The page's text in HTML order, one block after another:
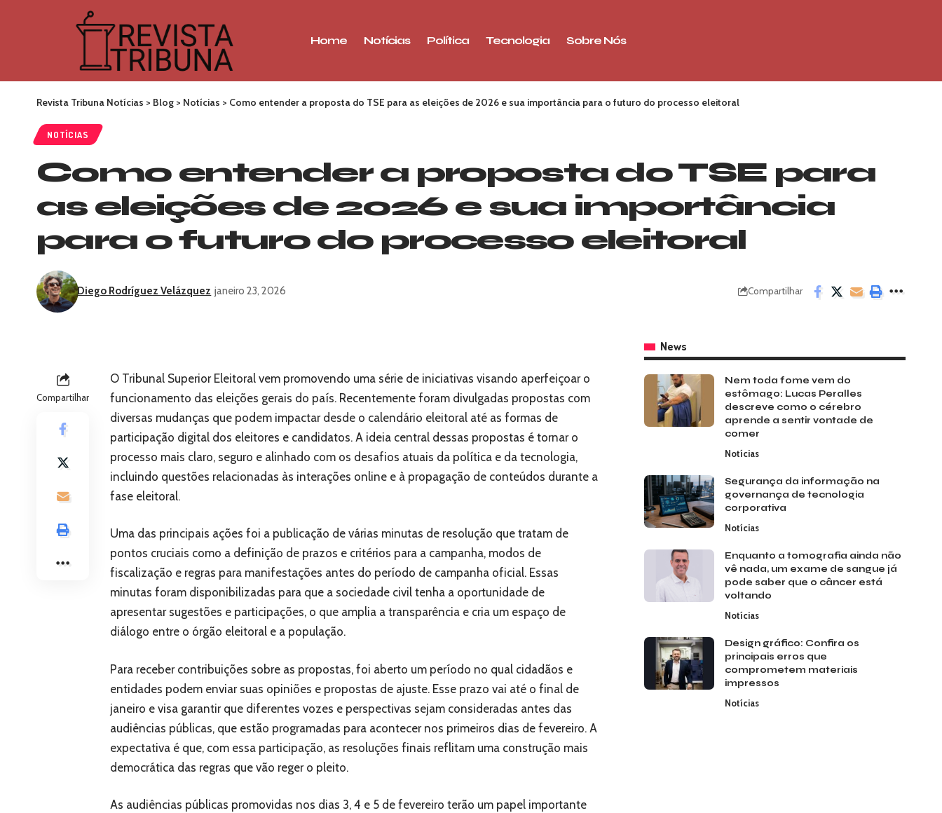
Home Notícias Política Tecnologia Sobre Nós
Revista Tribuna Notícias > Blog > Notícias > Como entender a proposta do TSE para as eleições de 2026 e sua importância para o futuro do processo eleitoral
NOTÍCIAS
Como entender a proposta do TSE para
as eleições de 2026 e sua importância
para o futuro do processo eleitoral
Diego Rodríguez Velázquez janeiro 23, 2026 Compartilhar
Compartilhar
O Tribunal Superior Eleitoral vem promovendo uma série de iniciativas visando aperfeiçoar o
funcionamento das eleições gerais do país. Recentemente foram divulgadas propostas com
diversas mudanças que podem impactar desde o calendário eleitoral até as formas de
participação digital dos eleitores e candidatos. A ideia central dessas propostas é tornar o
processo mais claro, seguro e alinhado com os desafios atuais da política e da tecnologia,
incluindo questões relacionadas às interações online e à propagação de conteúdos durante a
fase eleitoral.
Uma das principais ações foi a publicação de várias minutas de resolução que tratam de
pontos cruciais como a definição de prazos e critérios para a campanha, modos de
fiscalização e regras para manifestações antes do período de campanha oficial. Essas
minutas foram disponibilizadas para que a sociedade civil tenha a oportunidade de
apresentar sugestões e participações, o que amplia a transparência e cria um espaço de
diálogo entre o órgão eleitoral e a população.
Para receber contribuições sobre as propostas, foi aberto um período no qual cidadãos e
entidades podem enviar suas opiniões e propostas de ajuste. Esse prazo vai até o final de
janeiro e visa garantir que diferentes vozes e perspectivas sejam consideradas antes das
audiências públicas, que estão programadas para acontecer nos primeiros dias de fevereiro. A
expectativa é que, com essa participação, as resoluções finais reflitam uma construção mais
democrática das regras que vão reger o pleito.
As audiências públicas promovidas nos dias 3, 4 e 5 de fevereiro terão um papel importante
News
Nem toda fome vem do
estômago: Lucas Peralles
descreve como o cérebro
aprende a sentir vontade de
comer
Notícias
Segurança da informação na
governança de tecnologia
corporativa
Notícias
Enquanto a tomografia ainda não
vê nada, um exame de sangue já
pode saber que o câncer está
voltando
Notícias
Design gráfico: Confira os
principais erros que
comprometem materiais
impressos
Notícias